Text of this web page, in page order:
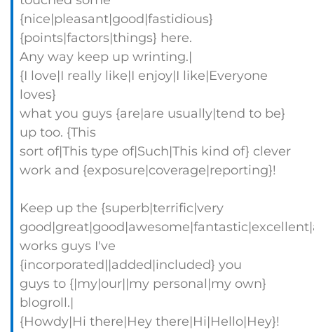
{nice|pleasant|good|fastidious}
{points|factors|things} here.
Any way keep up wrinting.|
{I love|I really like|I enjoy|I like|Everyone
loves}
what you guys {are|are usually|tend to be}
up too. {This
sort of|This type of|Such|This kind of} clever
work and {exposure|coverage|reporting}!
Keep up the {superb|terrific|very
works guys I've
{incorporated||added|included} you
guys to {|my|our||my personal|my own}
blogroll.|
{Howdy|Hi there|Hey there|Hi|Hello|Hey}!